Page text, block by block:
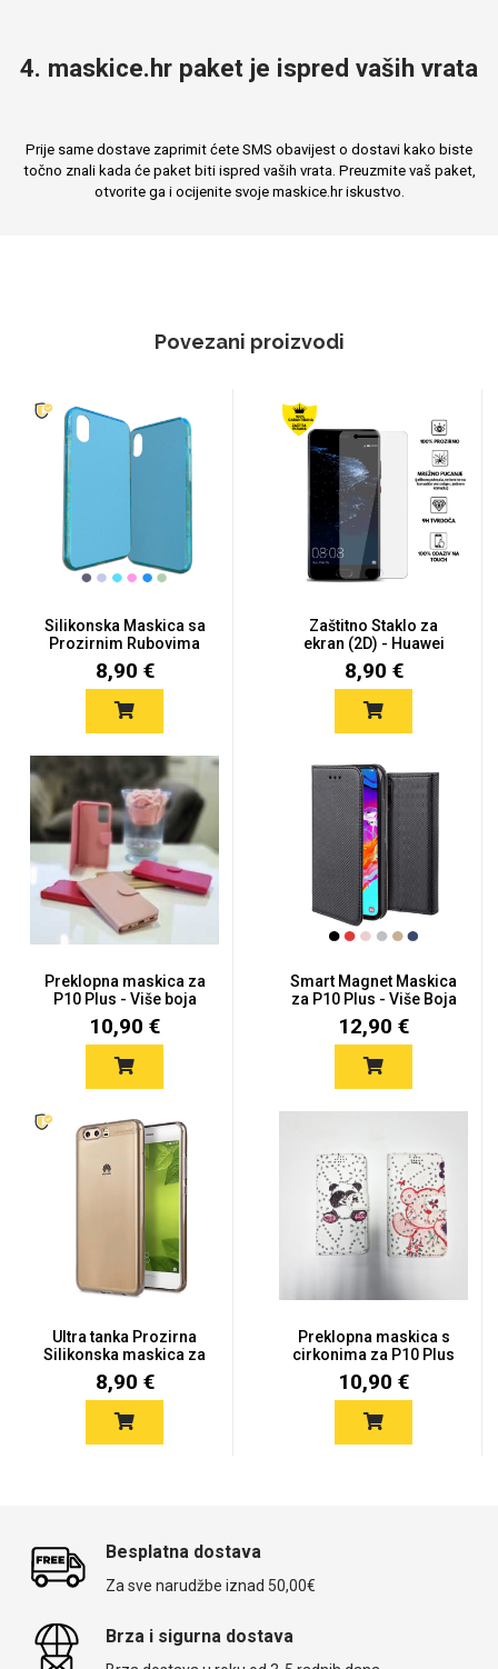
4. maskice.hr paket je ispred vaših vrata
Prije same dostave zaprimit ćete SMS obavijest o dostavi kako biste
točno znali kada će paket biti ispred vaših vrata. Preuzmite vaš paket,
otvorite ga i ocijenite svoje maskice.hr iskustvo.
Povezani proizvodi
Silikonska Maskica sa
Prozirnim Rubovima
za P1...
8,90 €
Zaštitno Staklo za
ekran (2D) - Huawei
P10 Plu...
8,90 €
Preklopna maskica za
P10 Plus - Više boja
10,90 €
Smart Magnet Maskica
za P10 Plus - Više Boja
12,90 €
Ultra tanka Prozirna
Silikonska maskica za
Hua...
8,90 €
Preklopna maskica s
cirkonima za P10 Plus
- Vi...
10,90 €
Besplatna dostava
Za sve narudžbe iznad 50,00€
Brza i sigurna dostava